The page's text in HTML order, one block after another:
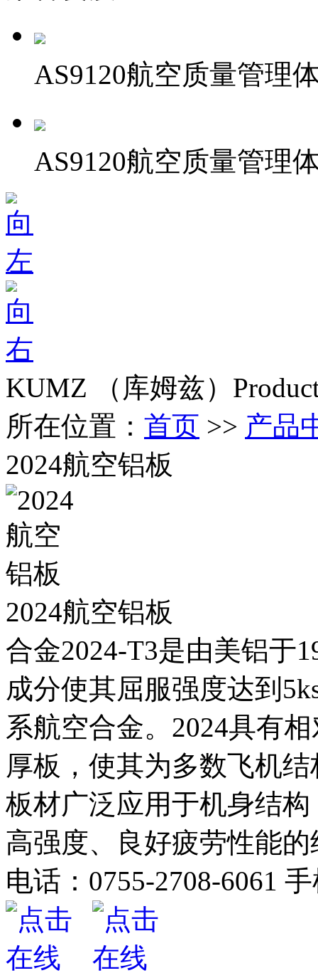
AS9120航空质量管理
AS9120航空质量管理
KUMZ （库姆兹）
所在位置： 首页 >> 产品
2024航空铝板
2024航空铝板
合金2024-T3是由美铝于
成分使其屈服强度达到
系航空合金。2024具有
厚板，使其为多数飞机
板材广泛应用于机身结
高强度、良好疲劳性能
电话： 0755-2708-6061